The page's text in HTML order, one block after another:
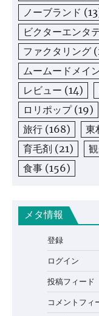
ノーブランド
ビクターエンタ
ファクタリング
ムームードメイ
レビュー (14)
ロリポップ(19)
旅行 (168) 東
育毛剤 (21)
食事 (156)
メタ情報
登録
ログイン
投稿フィード
コメントフィ